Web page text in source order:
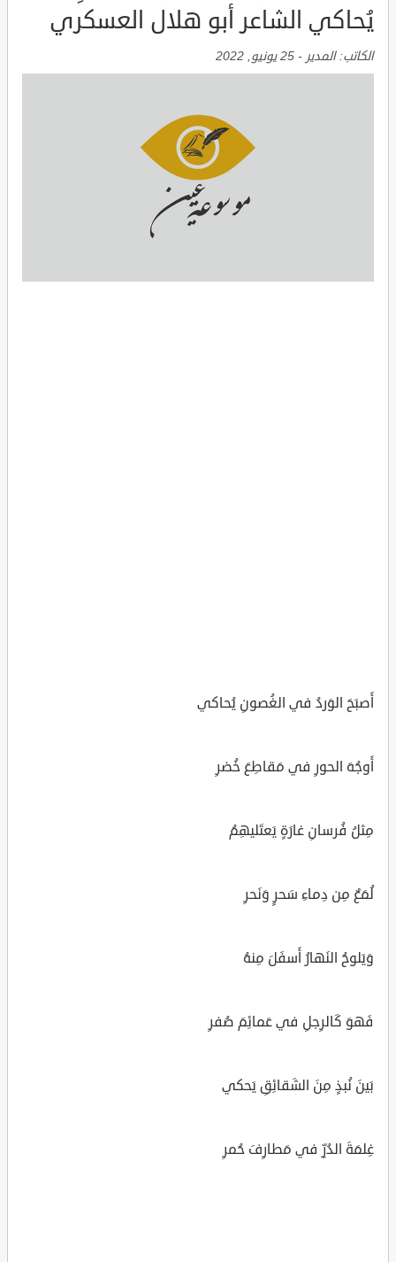
يُحاكي الشاعر أبو هلال العسكري
الكاتب:المدير - 25 يونيو, 2022
أَصبَحَ الوَردُ في الغُصونِ يُحاكي
أَوجُهَ الحورِ في مَقاطِعَ خُضرِ
مِثلُ فُرسانِ غارَةٍ يَعتَليهِمُ
لُمَعٌ مِن دِماءِ سَحرٍ وَنَحرِ
وَيَلوحُ النَهارُ أَسفَلَ مِنهُ
فَهوَ كَالرِجلِ في عَمائِمَ صُفرِ
بَينَ نُبذٍ مِنَ الشَقائِقِ يَحكي
غِلمَةَ الدُرِّ في مَطارِفَ حُمرِ